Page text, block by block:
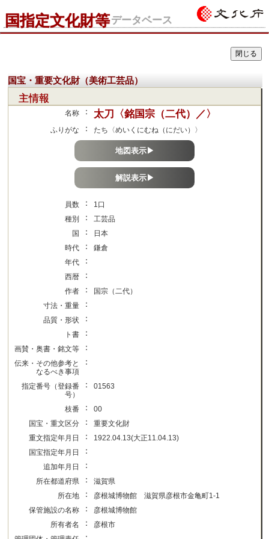
国指定文化財等データベース
国宝・重要文化財（美術工芸品）
主情報
名称 ： 太刀〈銘国宗（二代）／〉
ふりがな ： たち〈めいくにむね（にだい）〉
地図表示▶
解説表示▶
員数 ：
1口
種別
：
工芸品
国
：
日本
時代
：
鎌倉
年代
：
西暦 ：
作者 ：
国宗（二代）
寸法・重量
：
品質・形状 ：
ト書 ：
画賛・奥書・銘文等 ：
伝来・その他参考と
なるべき事項
：
指定番号（登録番
号）
： 01563
枝番 ：
00
国宝・重文区分
：
重要文化財
重文指定年月日
：
1922.04.13(大正11.04.13)
国宝指定年月日
：
追加年月日 ：
所在都道府県 ：
滋賀県
所在地
：
彦根城博物館 滋賀県彦根市金亀町1-1
保管施設の名称
：
彦根城博物館
所有者名
：
彦根市